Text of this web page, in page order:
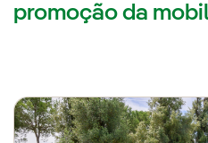
promoção da